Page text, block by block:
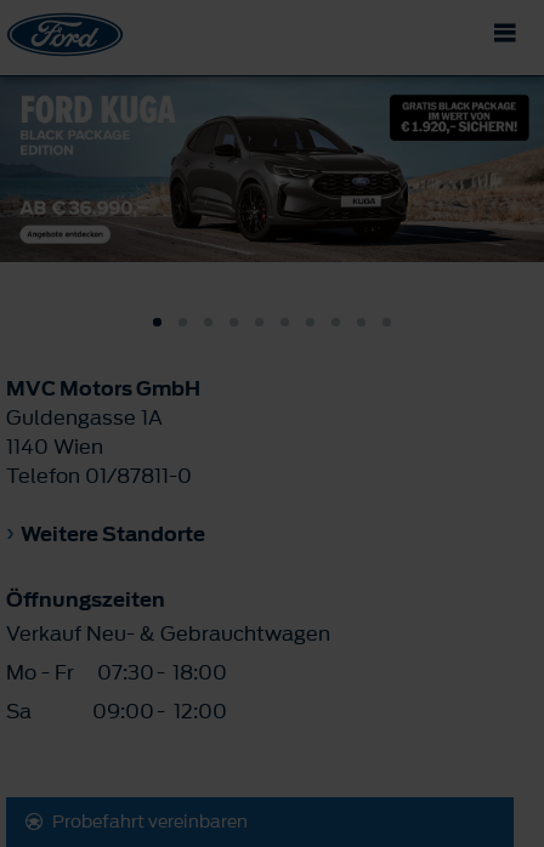
MVC Motors GmbH
Guldengasse 1A
1140 Wien
Telefon 01/87811-0
Weitere Standorte
Öffnungszeiten
Verkauf Neu- & Gebrauchtwagen
Mo - Fr
07:30- 18:00
Sa
09:00- 12:00
Probefahrt vereinbaren